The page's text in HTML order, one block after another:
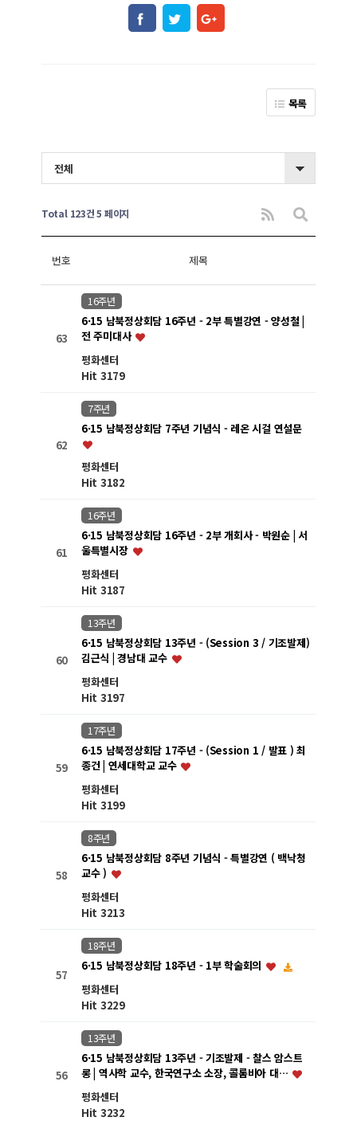
목록
전체
Total 123건5 페이지
번호 제목
63
16주년
6·15 남북정상회담 16주년 - 2부 특별강연 - 양성철 |
전 주미대사
평화센터
Hit 3179
62
7주년
6·15 남북정상회담 7주년 기념식 - 레온 시걸 연설문
평화센터
Hit 3182
61
16주년
6·15 남북정상회담 16주년 - 2부 개회사 - 박원순 | 서
울특별시장
평화센터
Hit 3187
60
13주년
6·15 남북정상회담 13주년 - (Session 3 / 기조발제)
김근식 | 경남대 교수
평화센터
Hit 3197
59
17주년
6·15 남북정상회담 17주년 - (Session 1 / 발표 ) 최
종건 | 연세대학교 교수
평화센터
Hit 3199
58
8주년
6·15 남북정상회담 8주년 기념식 - 특별강연 ( 백낙청
교수 )
평화센터
Hit 3213
57
18주년
6·15 남북정상회담 18주년 - 1부 학술회의
평화센터
Hit 3229
56
13주년
6·15 남북정상회담 13주년 - 기조발제 - 찰스 암스트
롱 | 역사학 교수, 한국연구소 소장, 콜롬비아 대…
평화센터
Hit 3232